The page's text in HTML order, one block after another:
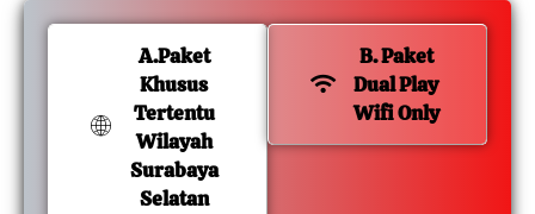
A.Paket
Khusus
Tertentu
Wilayah
Surabaya
Selatan
B. Paket
Dual Play
Wifi Only